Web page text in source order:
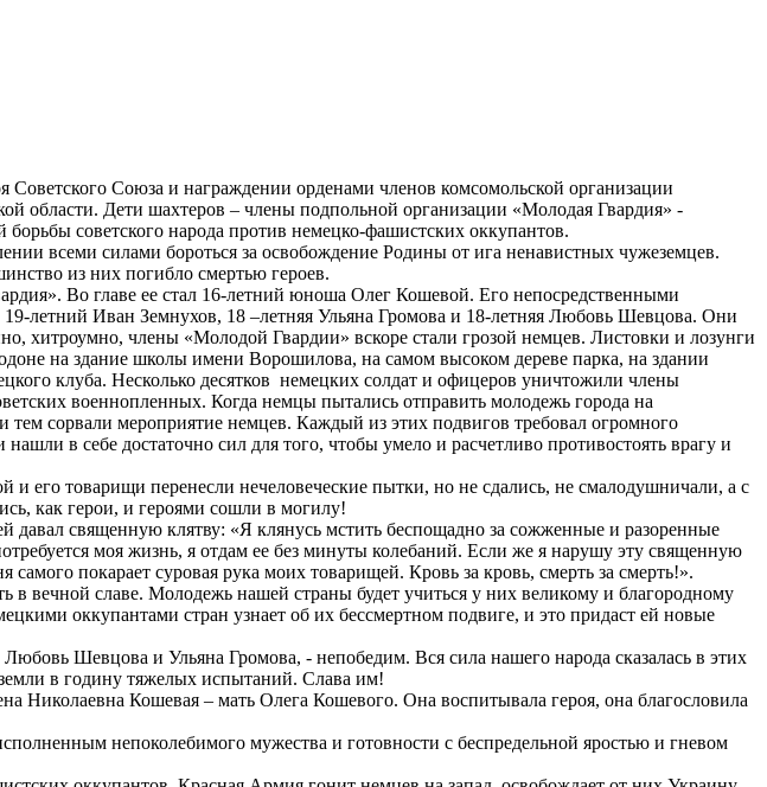
Союза и награждении орденами членов комсомольской организации
области. Дети шахтеров – члены подпольной организации «Молодая Гвардия» -
советского народа против немецко-фашистских оккупантов.
всеми силами бороться за освобождение Родины от ига ненавистных чужеземцев.
из них погибло смертью героев.
Во главе ее стал 16-летний юноша Олег Кошевой. Его непосредственными
летний Иван Земнухов, 18 –летняя Ульяна Громова и 18-летняя Любовь Шевцова. Они
хитроумно, члены «Молодой Гвардии» вскоре стали грозой немцев. Листовки и лозунги
на здание школы имени Ворошилова, на самом высоком дереве парка, на здании
клуба. Несколько десятков немецких солдат и офицеров уничтожили члены
военнопленных. Когда немцы пытались отправить молодежь города на
сорвали мероприятие немцев. Каждый из этих подвигов требовал огромного
в себе достаточно сил для того, чтобы умело и расчетливо противостоять врагу и
его товарищи перенесли нечеловеческие пытки, но не сдались, не смалодушничали, а с
как герои, и героями сошли в могилу!
священную клятву: «Я клянусь мстить беспощадно за сожженные и разоренные
моя жизнь, я отдам ее без минуты колебаний. Если же я нарушу эту священную
покарает суровая рука моих товарищей. Кровь за кровь, смерть за смерть!».
вечной славе. Молодежь нашей страны будет учиться у них великому и благородному
оккупантами стран узнает об их бессмертном подвиге, и это придаст ей новые
Шевцова и Ульяна Громова, - непобедим. Вся сила нашего народа сказалась в этих
в годину тяжелых испытаний. Слава им!
Николаевна Кошевая – мать Олега Кошевого. Она воспитывала героя, она благословила
непоколебимого мужества и готовности с беспредельной яростью и гневом